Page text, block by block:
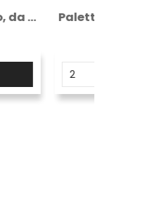
Paletto parapedonale diam 60 mm - h 120...